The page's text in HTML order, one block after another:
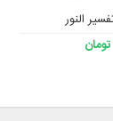
حائري - رحمه الله) -
النور